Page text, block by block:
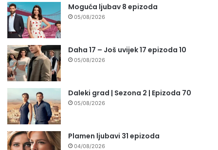
Moguća ljubav 8 epizoda
05/08/2026
Daha 17 – Još uvijek 17 epizoda 10
05/08/2026
Daleki grad | Sezona 2 | Epizoda 70
05/08/2026
Plamen ljubavi 31 epizoda
04/08/2026